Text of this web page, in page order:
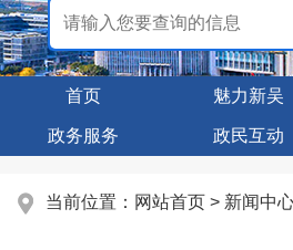
首页 魅力新吴
政务服务 政民互动
当前位置： 网站首页 > 新闻中